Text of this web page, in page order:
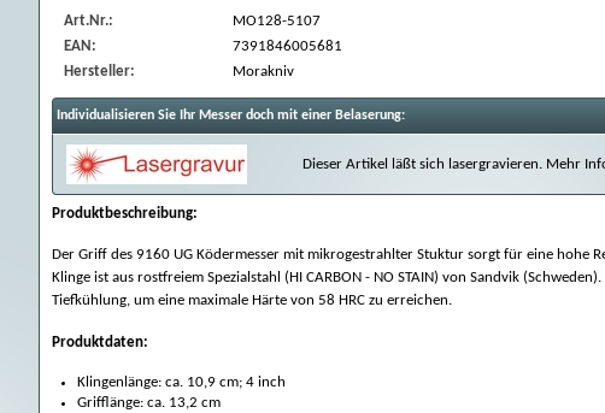
Art.Nr.:
MO128-5107
EAN:
7391846005681
Hersteller:
Morakniv
Individualisieren Sie Ihr Messer doch mit einer Belaserung:
Dieser Artikel läßt sich lasergravieren. Mehr
Produktbeschreibung:
Der Griff des 9160 UG Ködermesser mit mikrogestrahlter Stuktur sorgt für eine hohe
Klinge ist aus rostfreiem Spezialstahl (HI CARBON - NO STAIN) von Sandvik
Tiefkühlung, um eine maximale Härte von 58 HRC zu erreichen.
Produktdaten:
Klingenlänge: ca. 10,9 cm; 4 inch
Grifflänge: ca. 13,2 cm